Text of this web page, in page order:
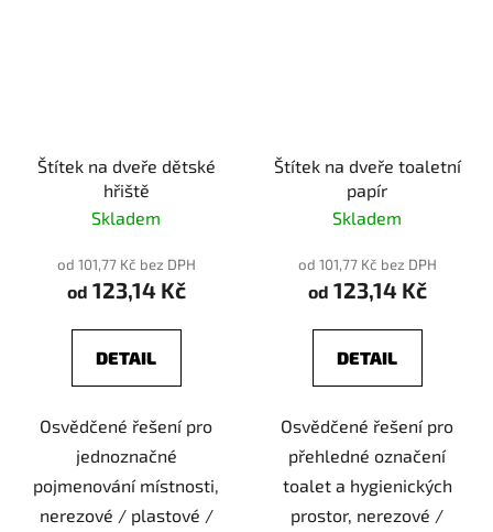
Štítek na dveře dětské
hřiště
Skladem
od 101,77 Kč bez DPH
od 123,14 Kč
DETAIL
Osvědčené řešení pro
jednoznačné
pojmenování místnosti,
nerezové / plastové /
Štítek na dveře toaletní
papír
Skladem
od 101,77 Kč bez DPH
od 123,14 Kč
DETAIL
Osvědčené řešení pro
přehledné označení
toalet a hygienických
prostor, nerezové /